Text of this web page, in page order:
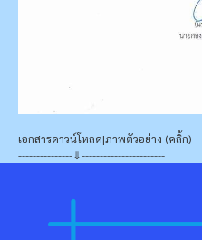
เอกสารดาวน์โหลด|ภาพตัวอย่าง (คลิ้ก)
---------------⇓-----------------------